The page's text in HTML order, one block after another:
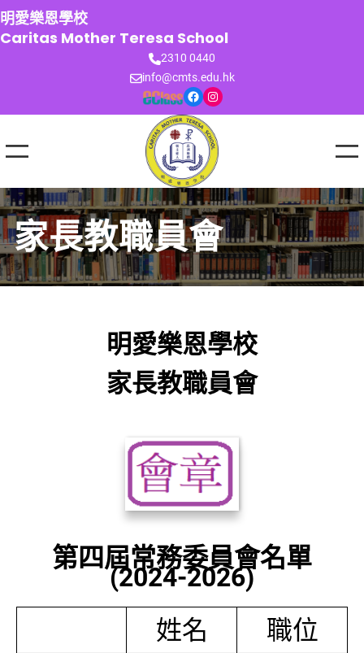
跳
至
主
明愛樂恩學校
Caritas Mother Teresa School
2310 0440
info@cmts.edu.hk
Facebook Instagram
家長教職員會
明愛樂恩學校
家長教職員會
第四屆常務委員會名單
(2024-2026)
姓名
職位